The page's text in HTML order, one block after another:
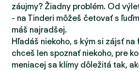
záujmy? Žiadny problém. Od
- na Tinderi môžeš četovať s
máš najradšej.
Hľadáš niekoho, s kým si zájsť
chceš len spoznať niekoho, pre
meniacej sa klímy dôležitá tak,